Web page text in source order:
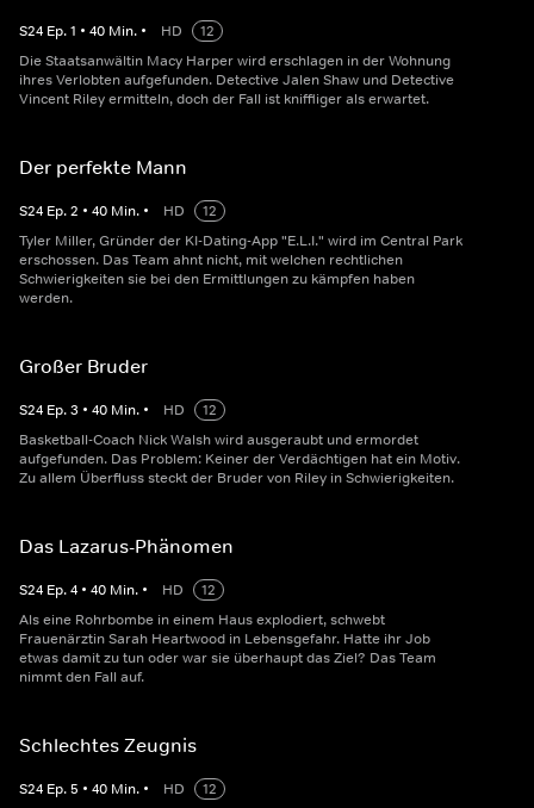
S24 Ep.1 • 40 Min. • HD
12
Die Staatsanwältin Macy Harper wird erschlagen in der Wohnung
ihres Verlobten aufgefunden. Detective Jalen Shaw und Detective
Vincent Riley ermitteln, doch der Fall ist kniffliger als erwartet.
Der perfekte Mann
S24 Ep.2 • 40 Min. • HD
12
Tyler Miller, Gründer der KI-Dating-App "E.L.I." wird im Central Park
erschossen. Das Team ahnt nicht, mit welchen rechtlichen
Schwierigkeiten sie bei den Ermittlungen zu kämpfen haben
werden.
Großer Bruder
S24 Ep.3 • 40 Min. • HD
12
Basketball-Coach Nick Walsh wird ausgeraubt und ermordet
aufgefunden. Das Problem: Keiner der Verdächtigen hat ein Motiv.
Zu allem Überfluss steckt der Bruder von Riley in Schwierigkeiten.
Das Lazarus-Phänomen
S24 Ep.4 • 40 Min. • HD
12
Als eine Rohrbombe in einem Haus explodiert, schwebt
Frauenärztin Sarah Heartwood in Lebensgefahr. Hatte ihr Job
etwas damit zu tun oder war sie überhaupt das Ziel? Das Team
nimmt den Fall auf.
Schlechtes Zeugnis
S24 Ep.5 • 40 Min. • HD
12